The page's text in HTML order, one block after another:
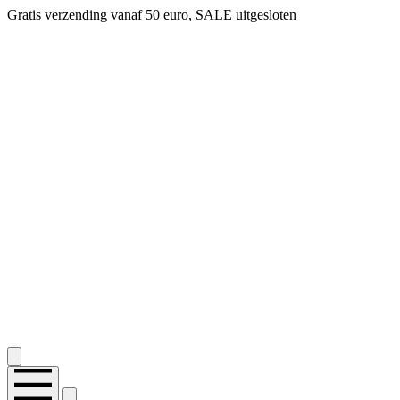
Gratis verzending vanaf 50 euro, SALE uitgesloten